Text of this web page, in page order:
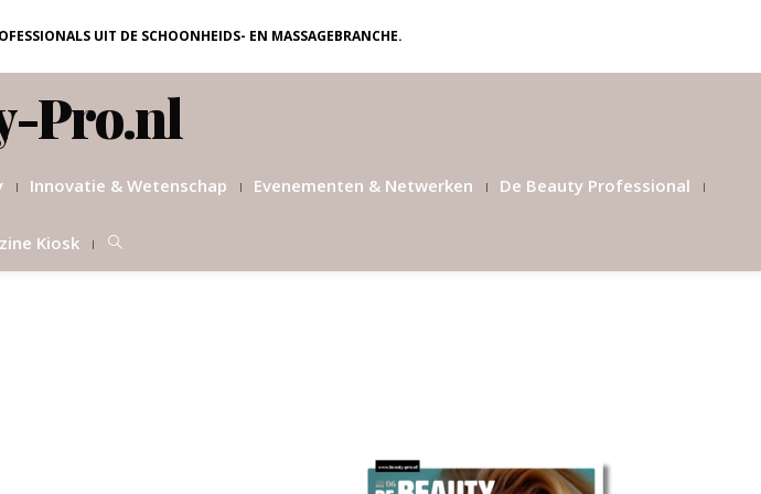
UIT DE SCHOONHEIDS- EN MASSAGEBRANCHE.
Pro.nl
Innovatie & Wetenschap Evenementen & Netwerken De Beauty Professional
Kiosk